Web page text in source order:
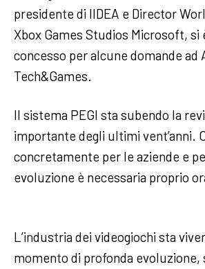
presidente di IIDEA e Director
Xbox Games Studios Microsoft,
concesso per alcune domande ad
Tech&Games.
Il sistema PEGI sta subendo la
importante degli ultimi vent’anni.
concretamente per le aziende e
evoluzione è necessaria proprio
L’industria dei videogiochi sta
momento di profonda evoluzione,